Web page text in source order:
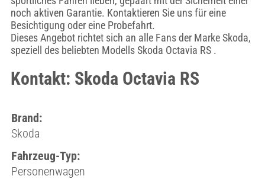
noch aktiven Garantie. Kontaktieren Sie uns für eine
Besichtigung oder eine Probefahrt.
Dieses Angebot richtet sich an alle Fans der Marke Skoda,
speziell des beliebten Modells Skoda Octavia RS .
Kontakt: Skoda Octavia RS
Brand:
Skoda
Fahrzeug-Typ:
Personenwagen